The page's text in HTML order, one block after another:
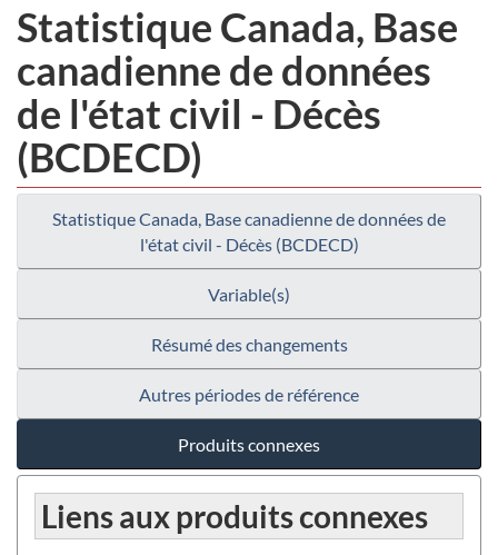
Statistique Canada, Base
canadienne de données
de l'état civil - Décès
(BCDECD)
Statistique Canada, Base canadienne de données de
l'état civil - Décès (BCDECD)
Variable(s)
Résumé des changements
Autres périodes de référence
Produits connexes
Liens aux produits connexes